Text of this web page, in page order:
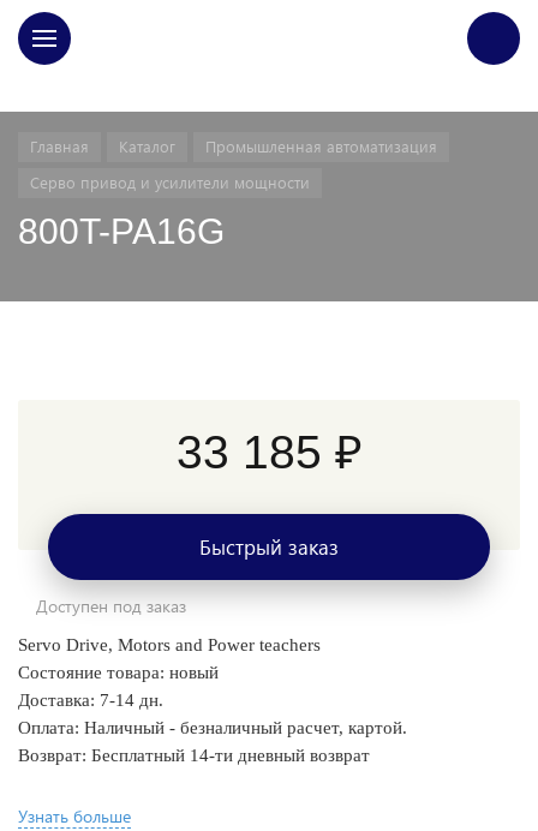
Главная Каталог
Промышленная автоматизация
Серво привод и усилители мощности
800T-PA16G
Доступен под заказ
Servo Drive, Motors and Power teachers
Состояние товара: новый
Доставка: 7-14 дн.
Оплата: Наличный - безналичный расчет, картой.
Возврат: Бесплатный 14-ти дневный возврат
Узнать больше
33 185 ₽
Быстрый заказ